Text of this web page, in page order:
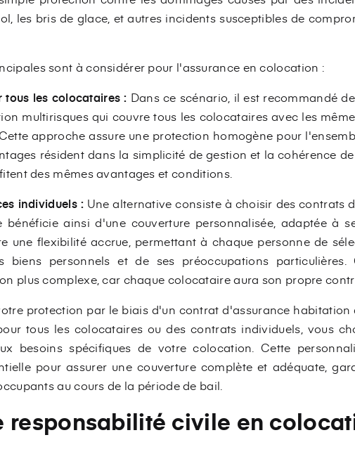
les bris de glace, et autres incidents susceptibles de
sont à considérer pour l'assurance en colocation :
tous les colocataires : Dans ce scénario, il est recommandé
multirisques qui couvre tous les colocataires avec les
approche assure une protection homogène pour
résident dans la simplicité de gestion et la cohérence
des mêmes avantages et conditions.
individuels :Une alternative consiste à choisir des contrats
ainsi d'une couverture personnalisée, adaptée à
une flexibilité accrue, permettant à chaque personne de
biens personnels et de ses préoccupations particulières.
plus complexe, car chaque colocataire aura son propre
protection par le biais d'un contrat d'assurance habitation
tous les colocataires ou des contrats individuels, vous
besoins spécifiques de votre colocation. Cette
pour assurer une couverture complète et adéquate,
au cours de la période de bail.
responsabilité civile en